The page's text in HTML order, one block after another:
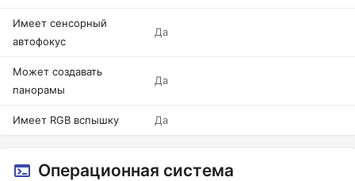
Имеет сенсорный
автофокус
Да
Может создавать
панорамы
Да
Имеет RGB вспышку Да
Операционная система